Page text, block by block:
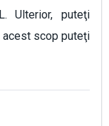
Ulterior, puteţi
acest scop puteţi